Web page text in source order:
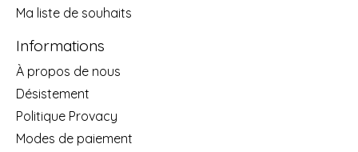
Ma liste de souhaits
Informations
À propos de nous
Désistement
Politique Provacy
Modes de paiement